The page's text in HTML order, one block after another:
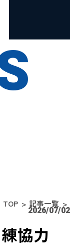
TOP 記事一覧
2026/07/02
協力